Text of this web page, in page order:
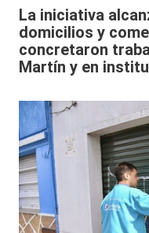
La iniciativa
domicilios y
concretaron
Martín y en